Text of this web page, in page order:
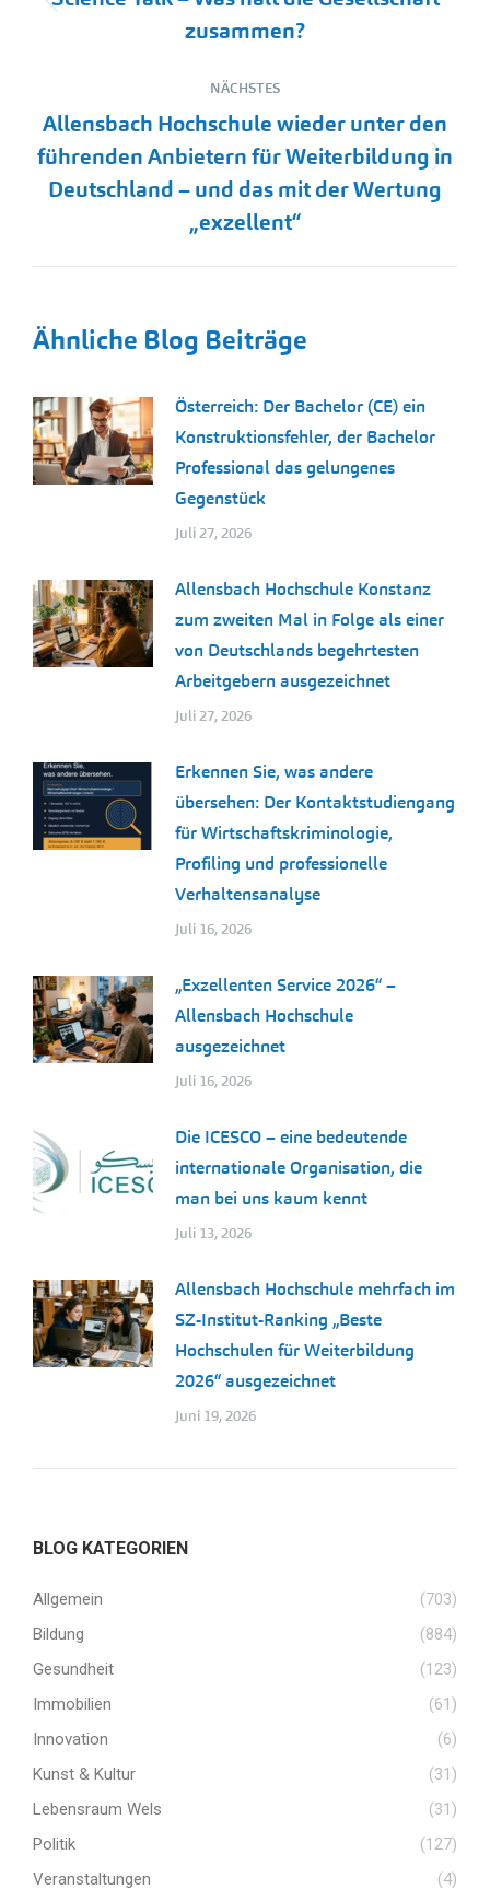
Vorheriger
Beitrag:
zusammen?
NÄCHSTES
Nächster
Beitrag:
Allensbach Hochschule wieder unter den
führenden Anbietern für Weiterbildung in
Deutschland – und das mit der Wertung
„exzellent“
Ähnliche Blog Beiträge
Österreich: Der Bachelor (CE) ein
Konstruktionsfehler, der Bachelor
Professional das gelungenes
Gegenstück
Juli 27, 2026
Allensbach Hochschule Konstanz
zum zweiten Mal in Folge als einer
von Deutschlands begehrtesten
Arbeitgebern ausgezeichnet
Juli 27, 2026
Erkennen Sie, was andere
übersehen: Der Kontaktstudiengang
für Wirtschaftskriminologie,
Profiling und professionelle
Verhaltensanalyse
Juli 16, 2026
„Exzellenten Service 2026“ –
Allensbach Hochschule
ausgezeichnet
Juli 16, 2026
Die ICESCO – eine bedeutende
internationale Organisation, die
man bei uns kaum kennt
Juli 13, 2026
Allensbach Hochschule mehrfach im
SZ-Institut-Ranking „Beste
Hochschulen für Weiterbildung
2026“ ausgezeichnet
Juni 19, 2026
BLOG KATEGORIEN
Allgemein
(703)
Bildung
(884)
Gesundheit
(123)
Immobilien
(61)
Innovation
(6)
Kunst & Kultur
(31)
Lebensraum Wels
(31)
Politik
(127)
Veranstaltungen
(4)